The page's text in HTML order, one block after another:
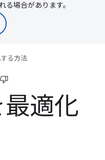
る場合があります。
る方法
適化